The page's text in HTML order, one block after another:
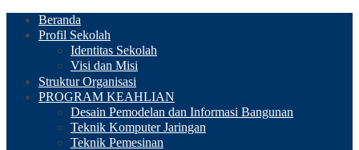
Beranda
Profil Sekolah
Identitas Sekolah
Visi dan Misi
Struktur Organisasi
PROGRAM KEAHLIAN
Desain Pemodelan dan Informasi Bangunan
Teknik Komputer Jaringan
Teknik Pemesinan